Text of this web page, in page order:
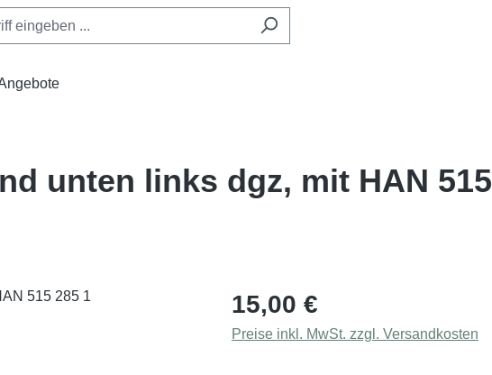
unten links dgz, mit HAN 515
Regulärer Preis:
15,00 €
Preise inkl. MwSt. zzgl. Versandkosten